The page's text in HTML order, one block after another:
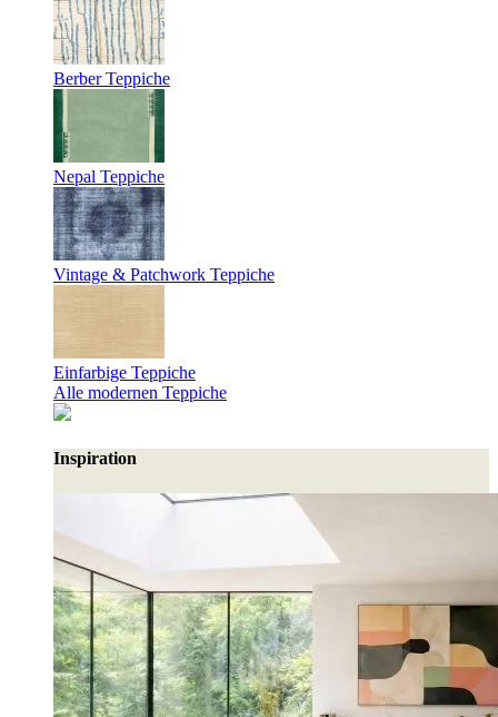
Berber Teppiche
Nepal Teppiche
Vintage & Patchwork Teppiche
Einfarbige Teppiche
Alle modernen Teppiche
Inspiration